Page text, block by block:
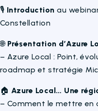
🎙️ Introduction au
Constellation
🌐 Présentation d’Azure
– Azure Local : Point,
roadmap et stratégie
🏠 Azure Local… Une
– Comment le mettre en